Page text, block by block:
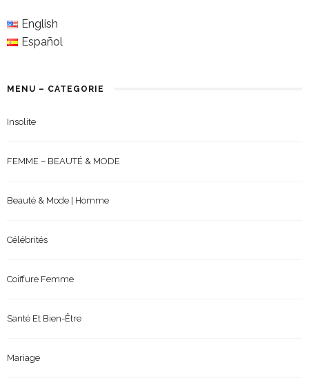
English
Español
MENU – CATEGORIE
Insolite
FEMME – BEAUTÉ & MODE
Beauté & Mode | Homme
Célébrités
Coiffure Femme
Santé Et Bien-Être
Mariage